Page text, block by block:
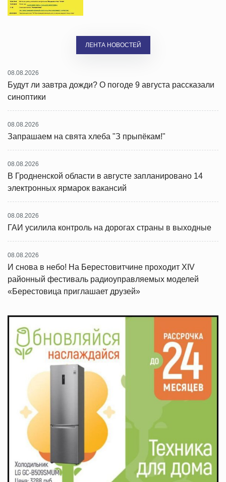
ЛЕНТА НОВОСТЕЙ
08.08.2026
Будут ли завтра дожди? О погоде 9 августа рассказали
синоптики
08.08.2026
Запрашаем на свята хлеба "З прыпёкам!"
08.08.2026
В Гродненской области в августе запланировано 14
электронных ярмарок вакансий
08.08.2026
ГАИ усилила контроль на дорогах страны в выходные
08.08.2026
И снова в небо! На Берестовитчине проходит XIV
районный фестиваль радиоуправляемых моделей
«Берестовица приглашает друзей»